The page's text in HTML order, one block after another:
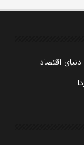
دنیای اقتصاد